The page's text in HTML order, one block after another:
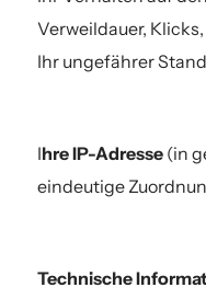
Verweildauer,
Ihr ungefährer
Ihre IP-Adresse (in
eindeutige
Technische